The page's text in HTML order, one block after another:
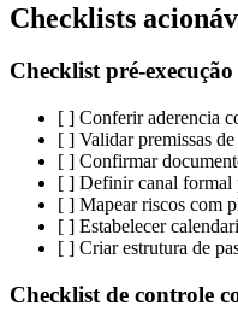
Checklists
Checklist pré-execução
[ ] Conferir aderencia
[ ] Validar premissas
[ ] Confirmar
[ ] Definir canal formal
[ ] Mapear riscos com
[ ] Estabelecer
[ ] Criar estrutura de
Checklist de controle